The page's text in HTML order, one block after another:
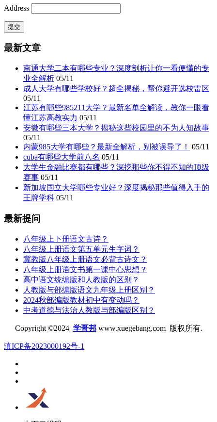
Address
最新文章
南通大学二本有哪些专业？深度剖析让你一看便懂的专
业全解析 05/11
成人大学有哪些学校好？超全揭秘，帮你避开选校雷区
05/11
江苏有哪些985211大学？最新名单全解读，教你一眼看
懂江苏高教实力 05/11
安微有哪些三本大学？揭秘这些校园里的不为人知故事
05/11
内蒙985大学有哪些？最新全解析，别被误导了！
05/11
cuba有哪些大学前八名 05/11
大学生金融比赛都有哪些？深挖那些你不得不知的顶级
赛事 05/11
新加坡国立大学哪些专业好？深度揭秘那些值得入手的
王牌学科 05/11
最新提问
八年级上下册语文古诗？
八年级上册语文第五单元生字词？
冀教版八年级上册语文必背古诗文？
八年级上册语文书第一课中心思想？
高中语文统编版和人教版的区别？
人教版与部编版语文九年级上册区别？
2024秋部编版教材初中有变动吗？
中考道德与法治人教版与部编版区别？
Copyright ©2024 学哥邦www.xuegebang.com 版权所有.
滇ICP备2023000192号-1